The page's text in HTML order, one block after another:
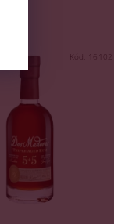
Kód: 16102